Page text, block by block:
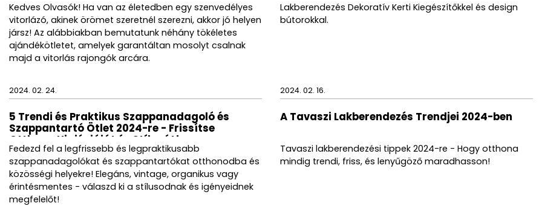
Kedves Olvasók! Ha van az életedben egy szenvedélyes
vitorlázó, akinek örömet szeretnél szerezni, akkor jó helyen
jársz! Az alábbiakban bemutatunk néhány tökéletes
ajándékötletet, amelyek garantáltan mosolyt csalnak
majd a vitorlás rajongók arcára.
Lakberendezés Dekoratív Kerti Kiegészítőkkel és design
bútorokkal.
2024. 02. 24.
5 Trendi és Praktikus Szappanadagoló és
Szappantartó Ötlet 2024-re - Frissítse
Otthona Higiéniáját és Stílusát!
Fedezd fel a legfrissebb és legpraktikusabb
szappanadagolókat és szappantartókat otthonodba és
közösségi helyekre! Elegáns, vintage, organikus vagy
érintésmentes - válaszd ki a stílusodnak és igényeidnek
megfelelőt!
2024. 02. 16.
A Tavaszi Lakberendezés Trendjei 2024-ben
Tavaszi lakberendezési tippek 2024-re - Hogy otthona
mindig trendi, friss, és lenyűgöző maradhasson!